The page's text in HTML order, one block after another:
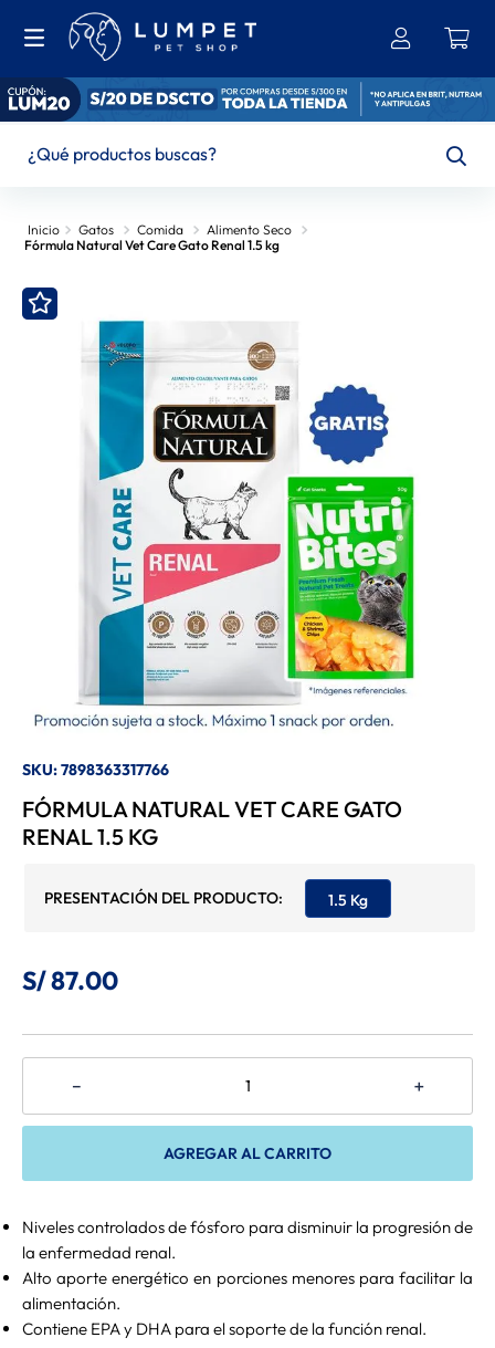
Gatos Comida
Alimento Seco
Fórmula Natural Vet Care Gato Renal 1.5 kg
SKU:7898363317766
FÓRMULA NATURAL VET CARE GATO
RENAL 1.5 KG
1.5 Kg
S/87.00
＋
－
AGREGAR AL CARRITO
Niveles controlados de fósforo para disminuir la progresión de
la enfermedad renal.
Alto aporte energético en porciones menores para facilitar la
alimentación.
Contiene EPA y DHA para el soporte de la función renal.
TÉRMINOS MÁS BUSCADOS
2
Leonardo
Gran Plus
Bravery
Pro Plan